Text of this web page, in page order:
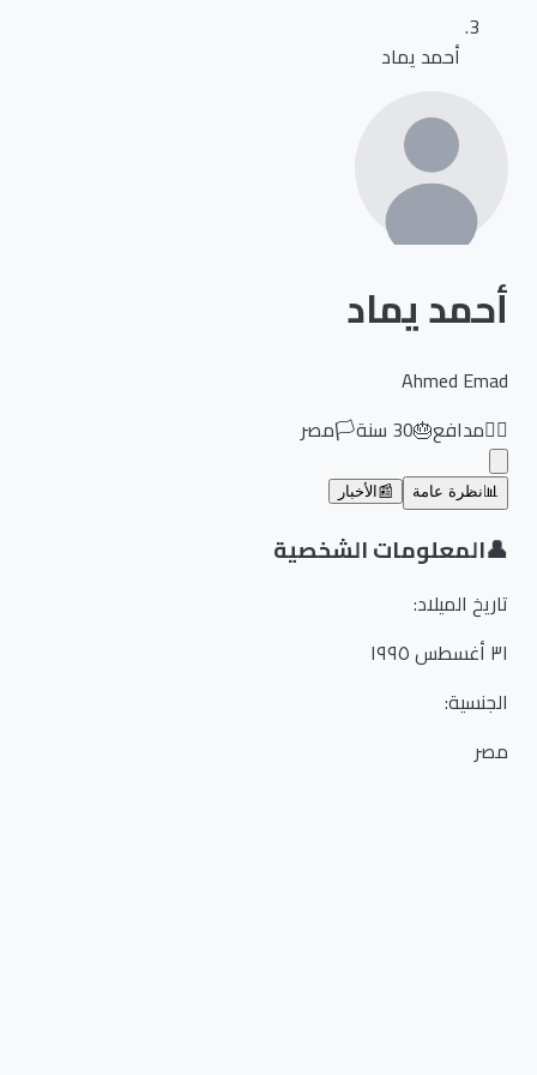
أحمد يماد
أحمد يماد
Ahmed Emad
مدافع🎂
30سنة🏳️مصر
نظرة عامة 📰 الأخبار
المعلومات الشخصية
تاريخ الميلاد:
الجنسية:
مصر